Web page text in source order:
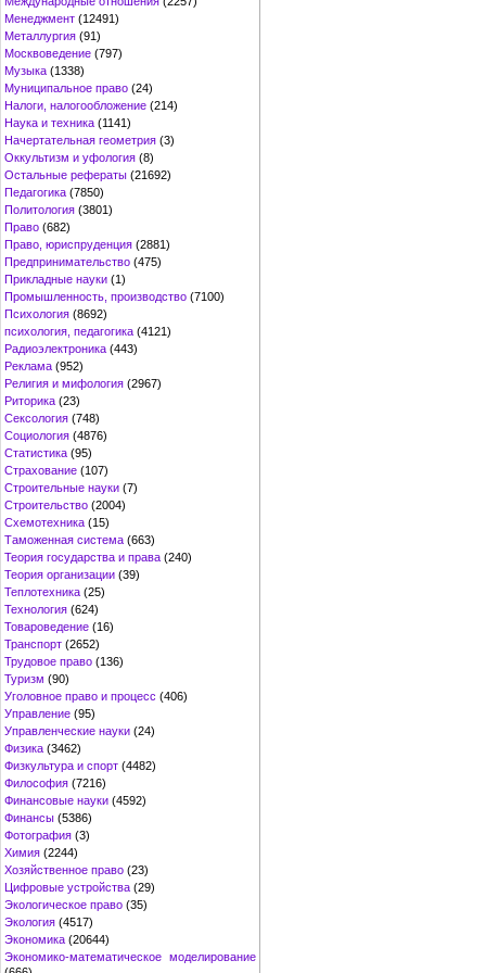
Менеджмент (12491)
Металлургия (91)
Москвоведение (797)
Музыка (1338)
Муниципальное право (24)
Налоги, налогообложение (214)
Наука и техника (1141)
Начертательная геометрия (3)
Оккультизм и уфология (8)
Остальные рефераты (21692)
Педагогика (7850)
Политология (3801)
Право (682)
Право, юриспруденция (2881)
Предпринимательство (475)
Прикладные науки (1)
Промышленность, производство (7100)
Психология (8692)
психология, педагогика (4121)
Радиоэлектроника (443)
Реклама (952)
Религия и мифология (2967)
Риторика (23)
Сексология (748)
Социология (4876)
Статистика (95)
Страхование (107)
Строительные науки (7)
Строительство (2004)
Схемотехника (15)
Таможенная система (663)
Теория государства и права (240)
Теория организации (39)
Теплотехника (25)
Технология (624)
Товароведение (16)
Транспорт (2652)
Трудовое право (136)
Туризм (90)
Уголовное право и процесс (406)
Управление (95)
Управленческие науки (24)
Физика (3462)
Физкультура и спорт (4482)
Философия (7216)
Финансовые науки (4592)
Финансы (5386)
Фотография (3)
Химия (2244)
Хозяйственное право (23)
Цифровые устройства (29)
Экологическое право (35)
Экология (4517)
Экономика (20644)
Экономико-математическое моделирование